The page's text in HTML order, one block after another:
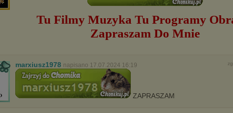
Tu Filmy Muzyka Tu Programy
Zapraszam Do Mnie
marxiusz1978 napisano 17.07.2024 16:19
ZAPRASZAM